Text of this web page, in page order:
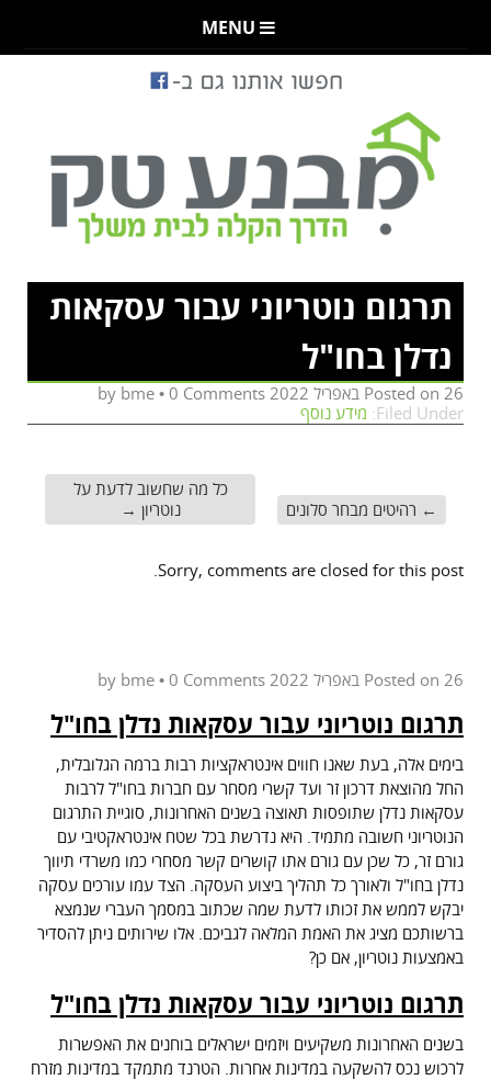
MENU
תרגום נוטריוני עבור עסקאות
נדלן בחו"ל
Posted on 26 באפריל 2022 bme • 0 Comments
Filed Under: מידע נוסף
← רהיטים מבחר סלונים
כל מה שחשוב לדעת על
נוטריון →
Sorry, comments are closed for this post.
Posted on 26 באפריל 2022 bme • 0 Comments
תרגום נוטריוני עבור עסקאות נדלן בחו"ל
בימים אלה, בעת שאנו חווים אינטראקציות רבות ברמה הגלובלית,
החל מהוצאת דרכון זר ועד קשרי מסחר עם חברות בחו"ל לרבות
עסקאות נדלן שתופסות תאוצה בשנים האחרונות, סוגיית התרגום
הנוטריוני חשובה מתמיד. היא נדרשת בכל שטח אינטראקטיבי עם
גורם זר, כל שכן עם גורם אתו קושרים קשר מסחרי כמו משרדי תיווך
נדלן בחו"ל ולאורך כל תהליך ביצוע העסקה. הצד עמו עורכים עסקה
יבקש לממש את זכותו לדעת שמה שכתוב במסמך העברי שנמצא
ברשותכם מציג את האמת המלאה לגביכם. אלו שירותים ניתן להסדיר
באמצעות נוטריון, אם כן?
תרגום נוטריוני עבור עסקאות נדלן בחו"ל
בשנים האחרונות משקיעים ויזמים ישראלים בוחנים את האפשרות
לרכוש נכס להשקעה במדינות אחרות. הטרנד מתמקד במדינות מזרח